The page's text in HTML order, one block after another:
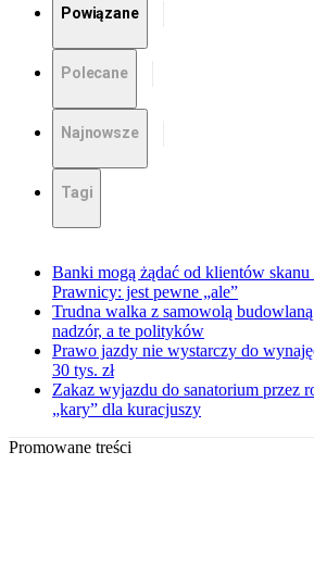
Powiązane
Polecane
Najnowsze
Tagi
Banki mogą żądać od klientów
Prawnicy: jest pewne „ale”
Trudna walka z samowolą
nadzór, a te polityków
Prawo jazdy nie wystarczy do
30 tys. zł
Zakaz wyjazdu do sanatorium przez
„kary” dla kuracjuszy
Promowane treści